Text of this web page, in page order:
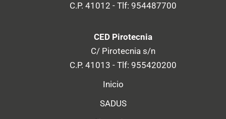
C.P. 41012 - Tlf: 954487700
CED Pirotecnia
C/ Pirotecnia s/n
C.P. 41013 - Tlf: 955420200
Inicio
SADUS